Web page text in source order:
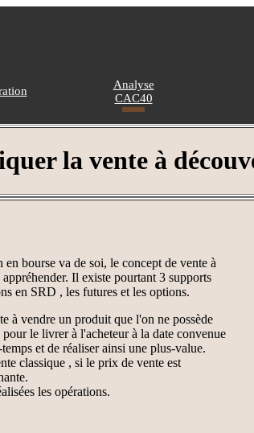
Analyse
CAC40
la vente à
bourse va de soi, le concept de vente à
Il existe pourtant 3 supports
en SRD , les futures et les options.
à vendre un produit que l'on ne possède
le livrer à l'acheteur à la date convenue
et de réaliser ainsi une plus-value.
classique , si le prix de vente est
les opérations.